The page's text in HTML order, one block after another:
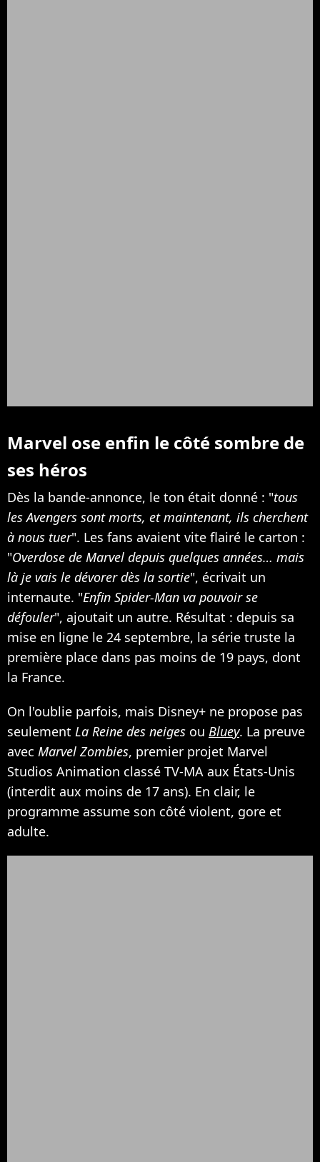
Marvel ose enfin le côté sombre de
ses héros
Dès la bande-annonce, le ton était donné : "tous
les Avengers sont morts, et maintenant, ils cherchent
à nous tuer". Les fans avaient vite flairé le carton :
"Overdose de Marvel depuis quelques années… mais
là je vais le dévorer dès la sortie", écrivait un
internaute. "Enfin Spider-Man va pouvoir se
défouler", ajoutait un autre. Résultat : depuis sa
mise en ligne le 24 septembre, la série truste la
première place dans pas moins de 19 pays, dont
la France.
On l'oublie parfois, mais Disney+ ne propose pas
seulement La Reine des neiges ou Bluey. La preuve
avec Marvel Zombies, premier projet Marvel
Studios Animation classé TV-MA aux États-Unis
(interdit aux moins de 17 ans). En clair, le
programme assume son côté violent, gore et
adulte.